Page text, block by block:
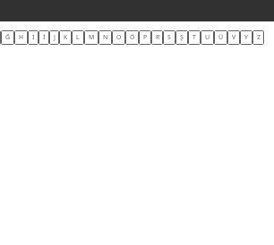
Ğ H I İ J K L M N O Ö P R S Ş T U Ü V Y Z